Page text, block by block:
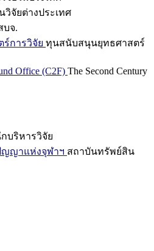
วิจัยต่างประเทศ
บจ.
การวิจัย ทุนสนับสนุนยุทธศาสตร์
Office (C2F) The Second Century
บริหารวิจัย
ญาแห่งจุฬาฯ สถาบันทรัพย์สิน